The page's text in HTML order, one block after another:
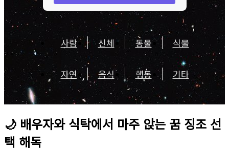
사람 신체 동물 식물
자연 음식 행동 기타
🌙 배우자와 식탁에서 마주 앉는 꿈 징조 선
택 해독